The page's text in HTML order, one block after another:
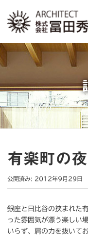
有楽町の
公開済み: 2012年9月29日
銀座と日比谷の挟まれた
った雰囲気が漂う楽しい
いらず、肩の力を抜いて